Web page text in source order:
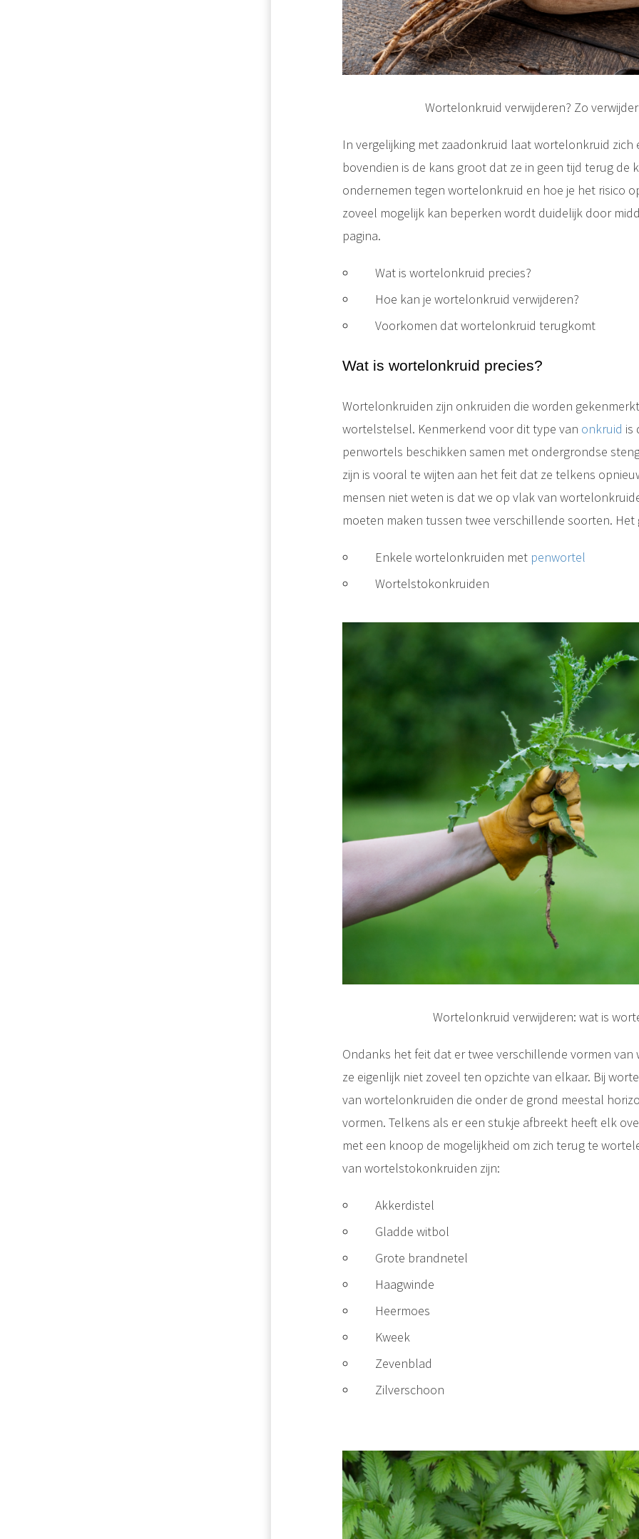
Wortelonkruid verwijderen? Zo
In vergelijking met zaadonkruid laat wortelonkruid zich
bovendien is de kans groot dat ze in geen tijd terug de
ondernemen tegen wortelonkruid en hoe je het risico
zoveel mogelijk kan beperken wordt duidelijk door
pagina.
Wat is wortelonkruid precies?
Hoe kan je wortelonkruid verwijderen?
Voorkomen dat wortelonkruid terugkomt
Wat is wortelonkruid precies?
Wortelonkruiden zijn onkruiden die worden
wortelstelsel. Kenmerkend voor dit type van onkruid is
penwortels beschikken samen met ondergrondse
zijn is vooral te wijten aan het feit dat ze telkens
mensen niet weten is dat we op vlak van
moeten maken tussen twee verschillende soorten. Het
Enkele wortelonkruiden met penwortel
Wortelstokonkruiden
Wortelonkruid verwijderen: wat is
Ondanks het feit dat er twee verschillende vormen
ze eigenlijk niet zoveel ten opzichte van elkaar. Bij
van wortelonkruiden die onder de grond meestal
vormen. Telkens als er een stukje afbreekt heeft elk
met een knoop de mogelijkheid om zich terug te
van wortelstokonkruiden zijn:
Akkerdistel
Gladde witbol
Grote brandnetel
Haagwinde
Heermoes
Kweek
Zevenblad
Zilverschoon